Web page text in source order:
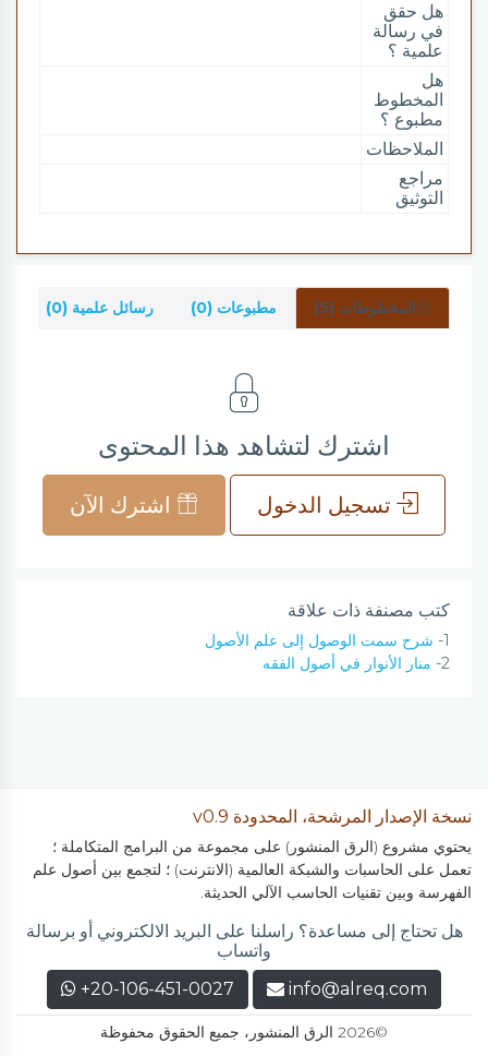
هل حقق
في رسالة
علمية ؟
هل
المخطوط
مطبوع ؟
الملاحظات
مراجع
التوثيق
المخطوطات (5) مطبوعات (0) رسائل علمية (0)
اشترك لتشاهد هذا المحتوى
تسجيل الدخول اشترك الآن
كتب مصنفة ذات علاقة
1- شرح سمت الوصول إلى علم الأصول
2- منار الأنوار في أصول الفقه
نسخة الإصدار المرشحة، المحدودة v0.9
يحتوي مشروع (الرق المنشور) على مجموعة من البرامج المتكاملة ؛
تعمل على الحاسبات والشبكة العالمية (الانترنت) ؛ لتجمع بين أصول علم
الفهرسة وبين تقنيات الحاسب الآلي الحديثة.
هل تحتاج إلى مساعدة؟ راسلنا على البريد الالكتروني أو برسالة
واتساب
info@alreq.com
+20-106-451-0027
©2026 الرق المنشور، جميع الحقوق محفوظة